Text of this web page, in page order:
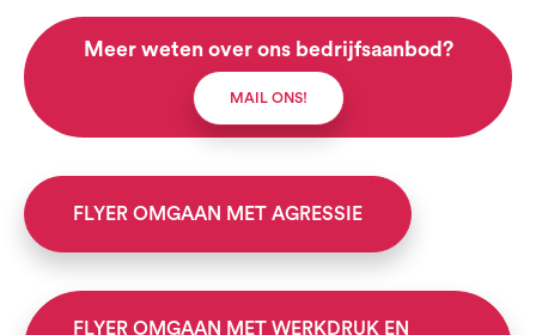
Meer weten over ons bedrijfsaanbod?
MAIL ONS!
FLYER OMGAAN MET AGRESSIE
FLYER OMGAAN MET WERKDRUK EN